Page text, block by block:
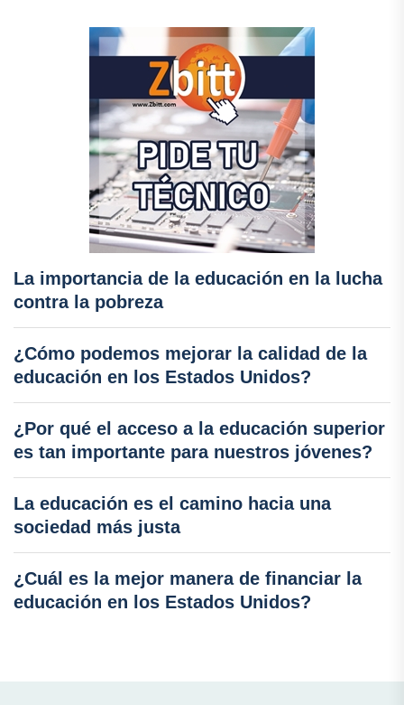
La importancia de la educación en la lucha
contra la pobreza
¿Cómo podemos mejorar la calidad de la
educación en los Estados Unidos?
¿Por qué el acceso a la educación superior
es tan importante para nuestros jóvenes?
La educación es el camino hacia una
sociedad más justa
¿Cuál es la mejor manera de financiar la
educación en los Estados Unidos?